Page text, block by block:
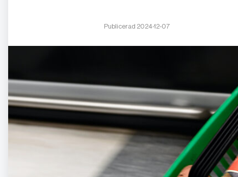
Publicerad 2024-12-07